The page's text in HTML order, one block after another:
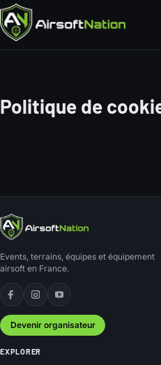
Politique de
Events, terrains, équipes et équipement
airsoft en France.
Facebook
Instagram
YouTube
Devenir organisateur
EXPLORER